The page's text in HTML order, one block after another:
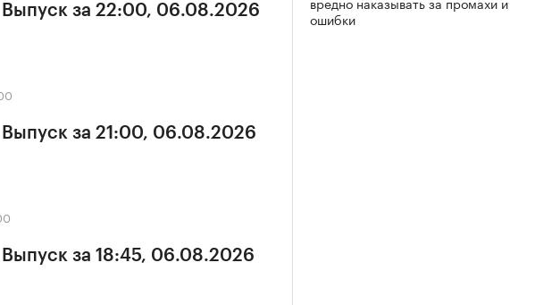
Выпуск за 22:00, 06.08.2026
Выпуск за 21:00, 06.08.2026
Выпуск за 18:45, 06.08.2026
ошибки